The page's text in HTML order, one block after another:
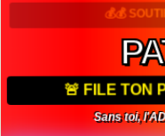
💰💰
🚨 FILE TON
Sans toi,